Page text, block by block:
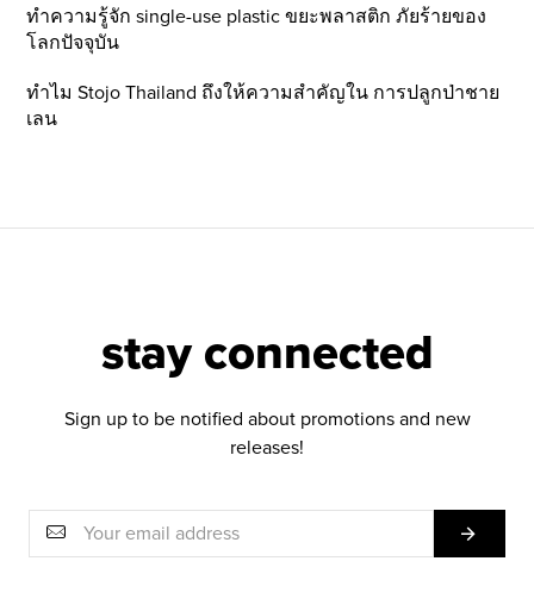
ทำความรู้จัก single-use plastic ขยะพลาสติก ภัยร้ายของ
โลกปัจจุบัน
ทำไม Stojo Thailand ถึงให้ความสำคัญใน การปลูกป่าชาย
เลน
stay connected
Sign up to be notified about promotions and new
releases!